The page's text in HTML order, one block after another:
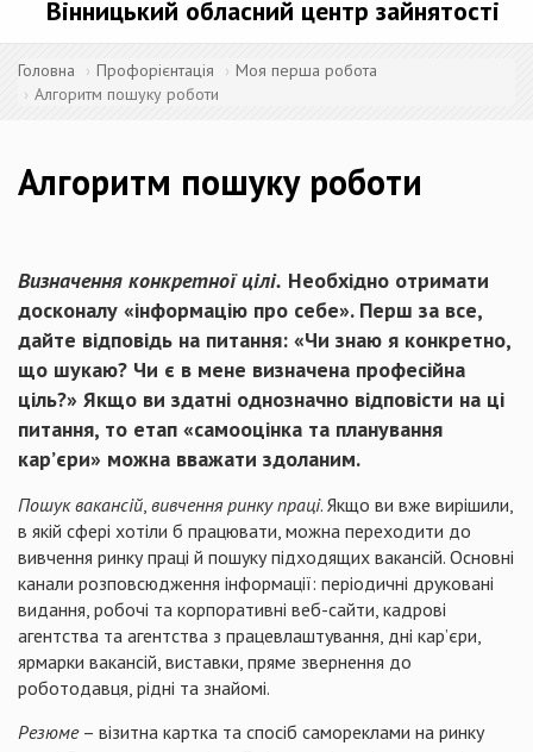
Вінницький обласний центр зайнятості
Головна Профорієнтація
Моя перша робота
Алгоритм пошуку роботи
Алгоритм пошуку роботи
Визначення конкретної цілі. Необхідно отримати
досконалу «інформацію про себе». Перш за все,
дайте відповідь на питання: «Чи знаю я конкретно,
що шукаю? Чи є в мене визначена професійна
ціль?» Якщо ви здатні однозначно відповісти на ці
питання, то етап «самооцінка та планування
кар’єри» можна вважати здоланим.
Пошук вакансій, вивчення ринку праці. Якщо ви вже вирішили,
в якій сфері хотіли б працювати, можна переходити до
вивчення ринку праці й пошуку підходящих вакансій. Основні
канали розповсюдження інформації: періодичні друковані
видання, робочі та корпоративні веб-сайти, кадрові
агентства та агентства з працевлаштування, дні кар’єри,
ярмарки вакансій, виставки, пряме звернення до
роботодавця, рідні та знайомі.
Резюме– візитна картка та спосіб самореклами на ринку